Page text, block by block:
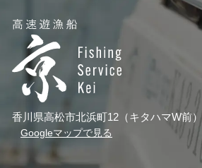
香川県高松市北浜町12（キタハマW前）
Googleマップで見る